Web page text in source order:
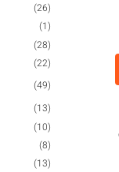
(26)
(1)
(28)
(22)
(49)
(13)
(10)
(8)
(13)